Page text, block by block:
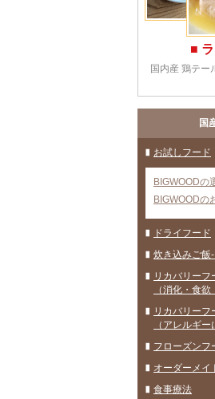
国
お試しフード
BIGWOODの
BIGWOODの
ドライフード
炊き込みご飯
リカバリーフ
（消化・食
リカバリーフ
（アレルギー
フローズンフ
オーダーメイ
食事療法